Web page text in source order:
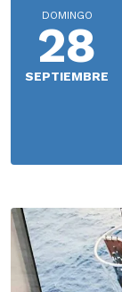
DOMINGO
28
SEPTIEMBRE